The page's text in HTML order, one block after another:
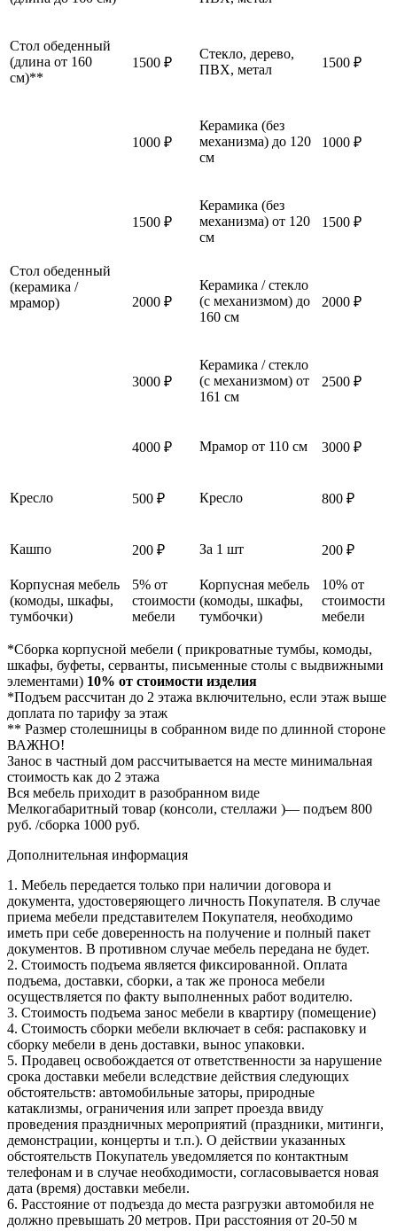
Стол обеденный
(длина от 160
см)**
1500 ₽
Стекло, дерево,
ПВХ, метал
1500 ₽
Стол обеденный
(керамика /
мрамор)
1000 ₽
Керамика (без
механизма) до 120
см
1000 ₽
1500 ₽
Керамика (без
механизма) от 120
см
1500 ₽
2000 ₽
Керамика / стекло
(с механизмом) до
160 см
2000 ₽
3000 ₽
Керамика / стекло
(с механизмом) от
161 см
2500 ₽
4000 ₽ Мрамор от 110 см 3000 ₽
Кресло 500 ₽ Кресло 800 ₽
Кашпо 200 ₽ За 1 шт 200 ₽
Корпусная мебель
(комоды, шкафы,
тумбочки)
5% от
стоимости
мебели
Корпусная мебель
(комоды, шкафы,
тумбочки)
10% от
стоимости
мебели
*Сборка корпусной мебели ( прикроватные тумбы, комоды,
шкафы, буфеты, серванты, письменные столы с выдвижными
элементами) 10% от стоимости изделия
*Подъем рассчитан до 2 этажа включительно, если этаж выше
доплата по тарифу за этаж
** Размер столешницы в собранном виде по длинной стороне
ВАЖНО!
Занос в частный дом рассчитывается на месте минимальная
стоимость как до 2 этажа
Вся мебель приходит в разобранном виде
Мелкогабаритный товар (консоли, стеллажи )— подъем 800
руб. /сборка 1000 руб.
Дополнительная информация
1. Мебель передается только при наличии договора и
документа, удостоверяющего личность Покупателя. В случае
приема мебели представителем Покупателя, необходимо
иметь при себе доверенность на получение и полный пакет
документов. В противном случае мебель передана не будет.
2. Стоимость подъема является фиксированной. Оплата
подъема, доставки, сборки, а так же проноса мебели
осуществляется по факту выполненных работ водителю.
3. Стоимость подъема занос мебели в квартиру (помещение)
4. Стоимость сборки мебели включает в себя: распаковку и
сборку мебели в день доставки, вынос упаковки.
5. Продавец освобождается от ответственности за нарушение
срока доставки мебели вследствие действия следующих
обстоятельств: автомобильные заторы, природные
катаклизмы, ограничения или запрет проезда ввиду
проведения праздничных мероприятий (праздники, митинги,
демонстрации, концерты и т.п.). О действии указанных
обстоятельств Покупатель уведомляется по контактным
телефонам и в случае необходимости, согласовывается новая
дата (время) доставки мебели.
6. Расстояние от подъезда до места разгрузки автомобиля не
должно превышать 20 метров. При расстояния от 20-50 м